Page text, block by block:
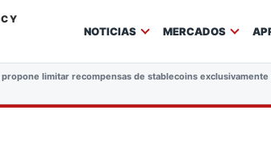
NOTICIAS MERCADOS
propone limitar recompensas de stablecoins exclusivamente